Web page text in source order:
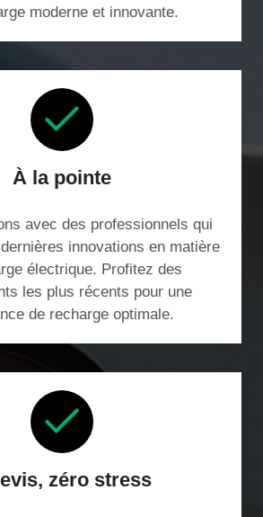
moderne et innovante.
À la pointe
avec des professionnels qui
innovations en matière
électrique. Profitez des
les plus récents pour une
de recharge optimale.
zéro stress